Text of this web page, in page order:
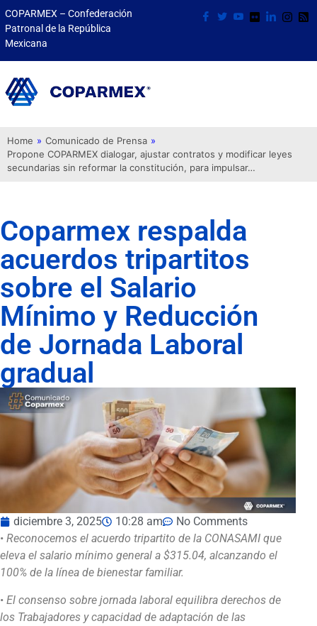
COPARMEX – Confederación
Patronal de la República
Mexicana
Home » Comunicado de Prensa »
Propone COPARMEX dialogar, ajustar contratos y modificar leyes
secundarias sin reformar la constitución, para impulsar…
Coparmex respalda
acuerdos tripartitos
sobre el Salario
Mínimo y Reducción
de Jornada Laboral
gradual
diciembre 3, 2025 10:28 am
No Comments
• Reconocemos el acuerdo tripartito de la CONASAMI que
eleva el salario mínimo general a $315.04, alcanzando el
100% de la línea de bienestar familiar.
• El consenso sobre jornada laboral equilibra derechos de
los Trabajadores y capacidad de adaptación de las